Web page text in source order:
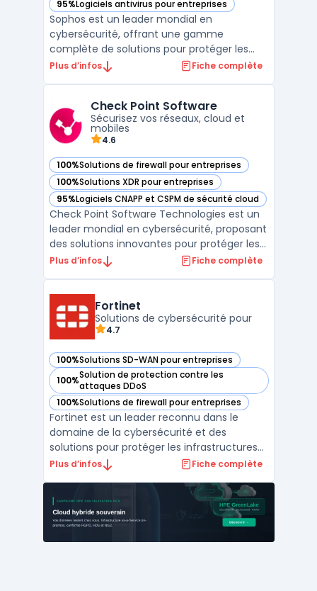
95%Logiciels antivirus pour entreprises
— voir Sophos dans cette catégorie
Sophos est un leader mondial en
cybersécurité, offrant une gamme
complète de solutions pour protéger les
endpoints, les réseaux, les applications
technologies avancées avec une gestion
centralisée pour simplifier la cybers ...
Plus d’infos Fiche complète
Check Point Software
Sécurisez vos réseaux, cloud et
mobiles
4.6
100%Solutions de firewall pour entreprises
— voir Check Point Software dans cette catégorie
100%Solutions XDR pour entreprises
— voir Check Point Software dans cette catégorie
95%Logiciels CNAPP et CSPM de sécurité cloud
— voir Check Point Software dans cette catégorie
Check Point Software Technologies est un
leader mondial en cybersécurité, proposant
des solutions innovantes pour protéger les
entreprises contre les cybermenaces de
protection complète pour les réseaux, le
cloud, et les appa ...
Plus d’infos Fiche complète
Fortinet
Solutions de cybersécurité pour
4.7
100%Solutions SD-WAN pour entreprises
— voir Fortinet dans cette catégorie
100%Solution de protection contre les
attaques DDoS
— voir Fortinet dans cette catégorie
100%Solutions de firewall pour entreprises
— voir Fortinet dans cette catégorie
Fortinet est un leader reconnu dans le
domaine de la cybersécurité et des
solutions pour protéger les infrastructures
numériques des entreprises. Avec son
répond aux besoins en sécurité réseau,
cloud, et des terminaux, tout en assurant la
conformité et la perfo ...
Plus d’infos Fiche complète